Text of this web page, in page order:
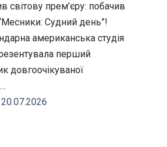
світову прем’єру: побачив
Судний день”!
американська студія
перший
довгоочікуваної
20.07.2026